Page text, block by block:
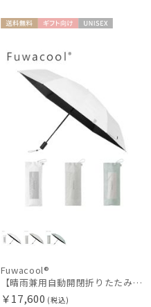
料
Fuwacool®
【晴雨兼用自動開閉折りたたみ日傘】フワクール®（Fuwacool®）ワンポイントロゴ 遮光100 UV100 ワンタッチ開閉
￥17,600 (税込)